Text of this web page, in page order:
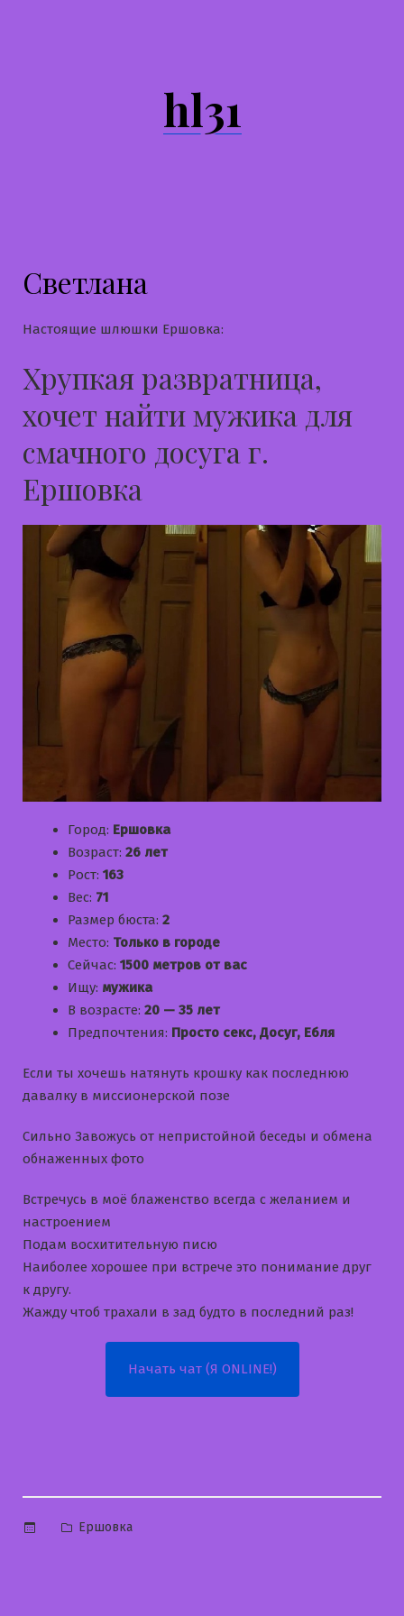
hl31
Светлана
Настоящие шлюшки Ершовка:
Хрупкая развратница,
хочет найти мужика для
смачного досуга г.
Ершовка
Город: Ершовка
Возраст: 26 лет
Рост: 163
Вес: 71
Размер бюста: 2
Место: Только в городе
Сейчас: 1500 метров от вас
Ищу: мужика
В возрасте: 20 — 35 лет
Предпочтения: Просто секс, Досуг, Ебля
Если ты хочешь натянуть крошку как последнюю
давалку в миссионерской позе
Сильно Завожусь от непристойной беседы и обмена
обнаженных фото
Встречусь в моё блаженство всегда с желанием и
настроением
Подам восхитительную писю
Наиболее хорошее при встрече это понимание друг
к другу.
Жажду чтоб трахали в зад будто в последний раз!
Начать чат (Я ONLINE!)
Опубликовано
Ершовка